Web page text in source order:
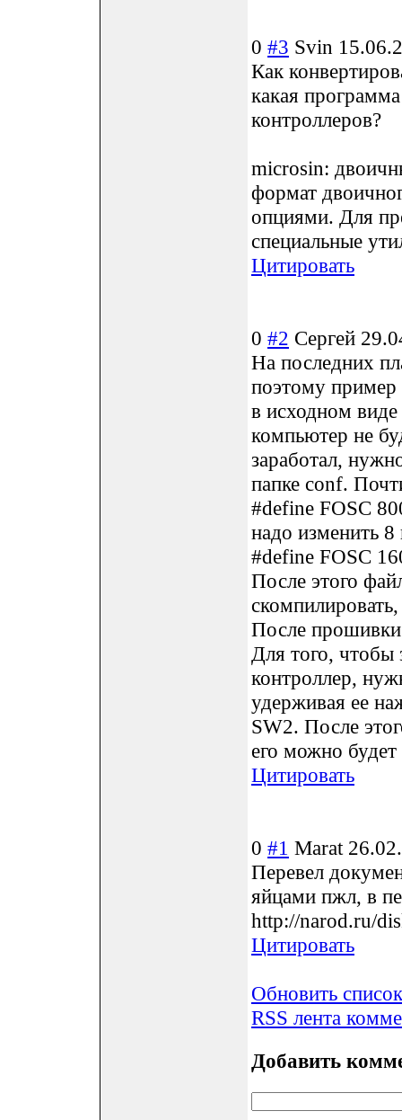
0 #3 Svin
Как
какая
контроллеров?
microsin:
формат
опциями. Для
специальные
Цитировать
0 #2 Сергей
На последних
поэтому пример
в исходном
компьютер не
заработал,
папке conf.
#define FOSC
надо изменить 8
#define FOSC
После этого
После прошивки
Для того,
контроллер,
удерживая ее
SW2. После
его можно
Цитировать
0 #1 Marat
Перевел
яйцами пжл, в
http://narod.ru/
Цитировать
Обновить
RSS лента
Добавить